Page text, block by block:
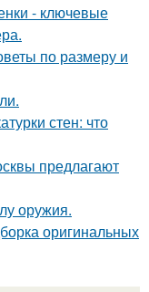
- ключевые
по размеру и
стен: что
предлагают
оружия.
оригинальных